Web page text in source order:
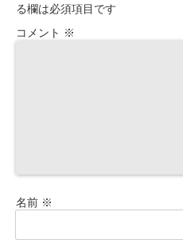
る欄は必須項目です
コメント ※
名前 ※